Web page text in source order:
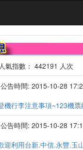
數： 442191 人次
告時間: 2015-10-28
機行李注意事項~123機票
告時間: 2015-10-28
迎利用台新.中信.永豐.玉